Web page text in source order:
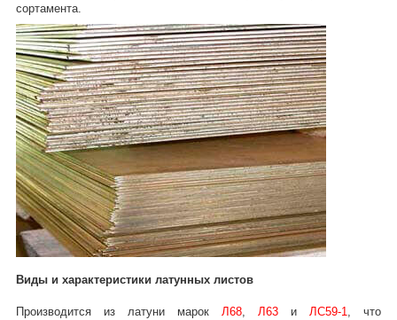
сортамента.
Виды и характеристики латунных листов
Производится из латуни марок Л68, Л63 и ЛС59-1, что